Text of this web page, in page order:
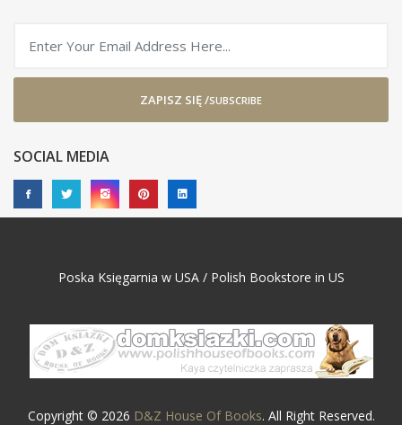
ZAPISZ SIĘ /SUBSCRIBE
SOCIAL MEDIA
Poska Księgarnia w USA / Polish Bookstore in US
Copyright © 2026 D&Z House Of Books. All Right Reserved.